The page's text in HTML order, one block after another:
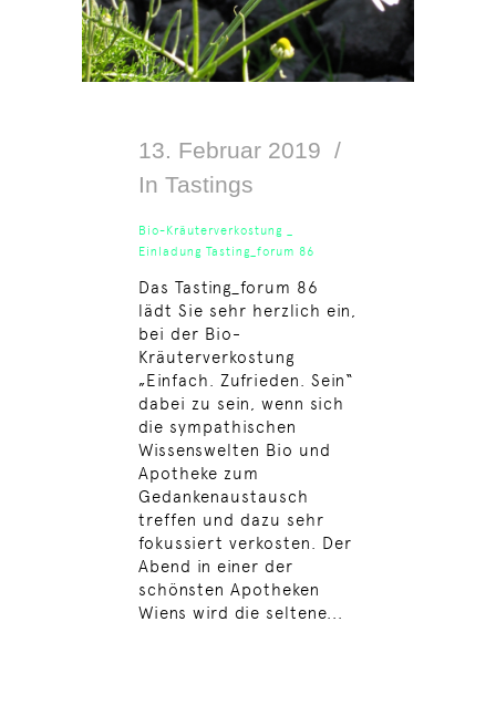
13. Februar 2019
In Tastings
Bio-Kräuterverkostung _
Einladung Tasting_forum 86
Das Tasting_forum 86
lädt Sie sehr herzlich ein,
bei der Bio-
Kräuterverkostung
„Einfach. Zufrieden. Sein“
dabei zu sein, wenn sich
die sympathischen
Wissenswelten Bio und
Apotheke zum
Gedankenaustausch
treffen und dazu sehr
fokussiert verkosten. Der
Abend in einer der
schönsten Apotheken
Wiens wird die seltene...